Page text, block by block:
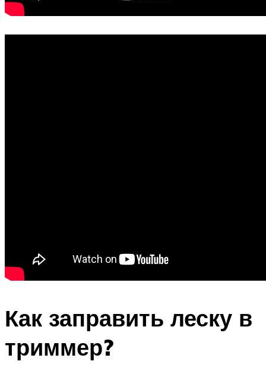
Как заправить леску в
триммер?